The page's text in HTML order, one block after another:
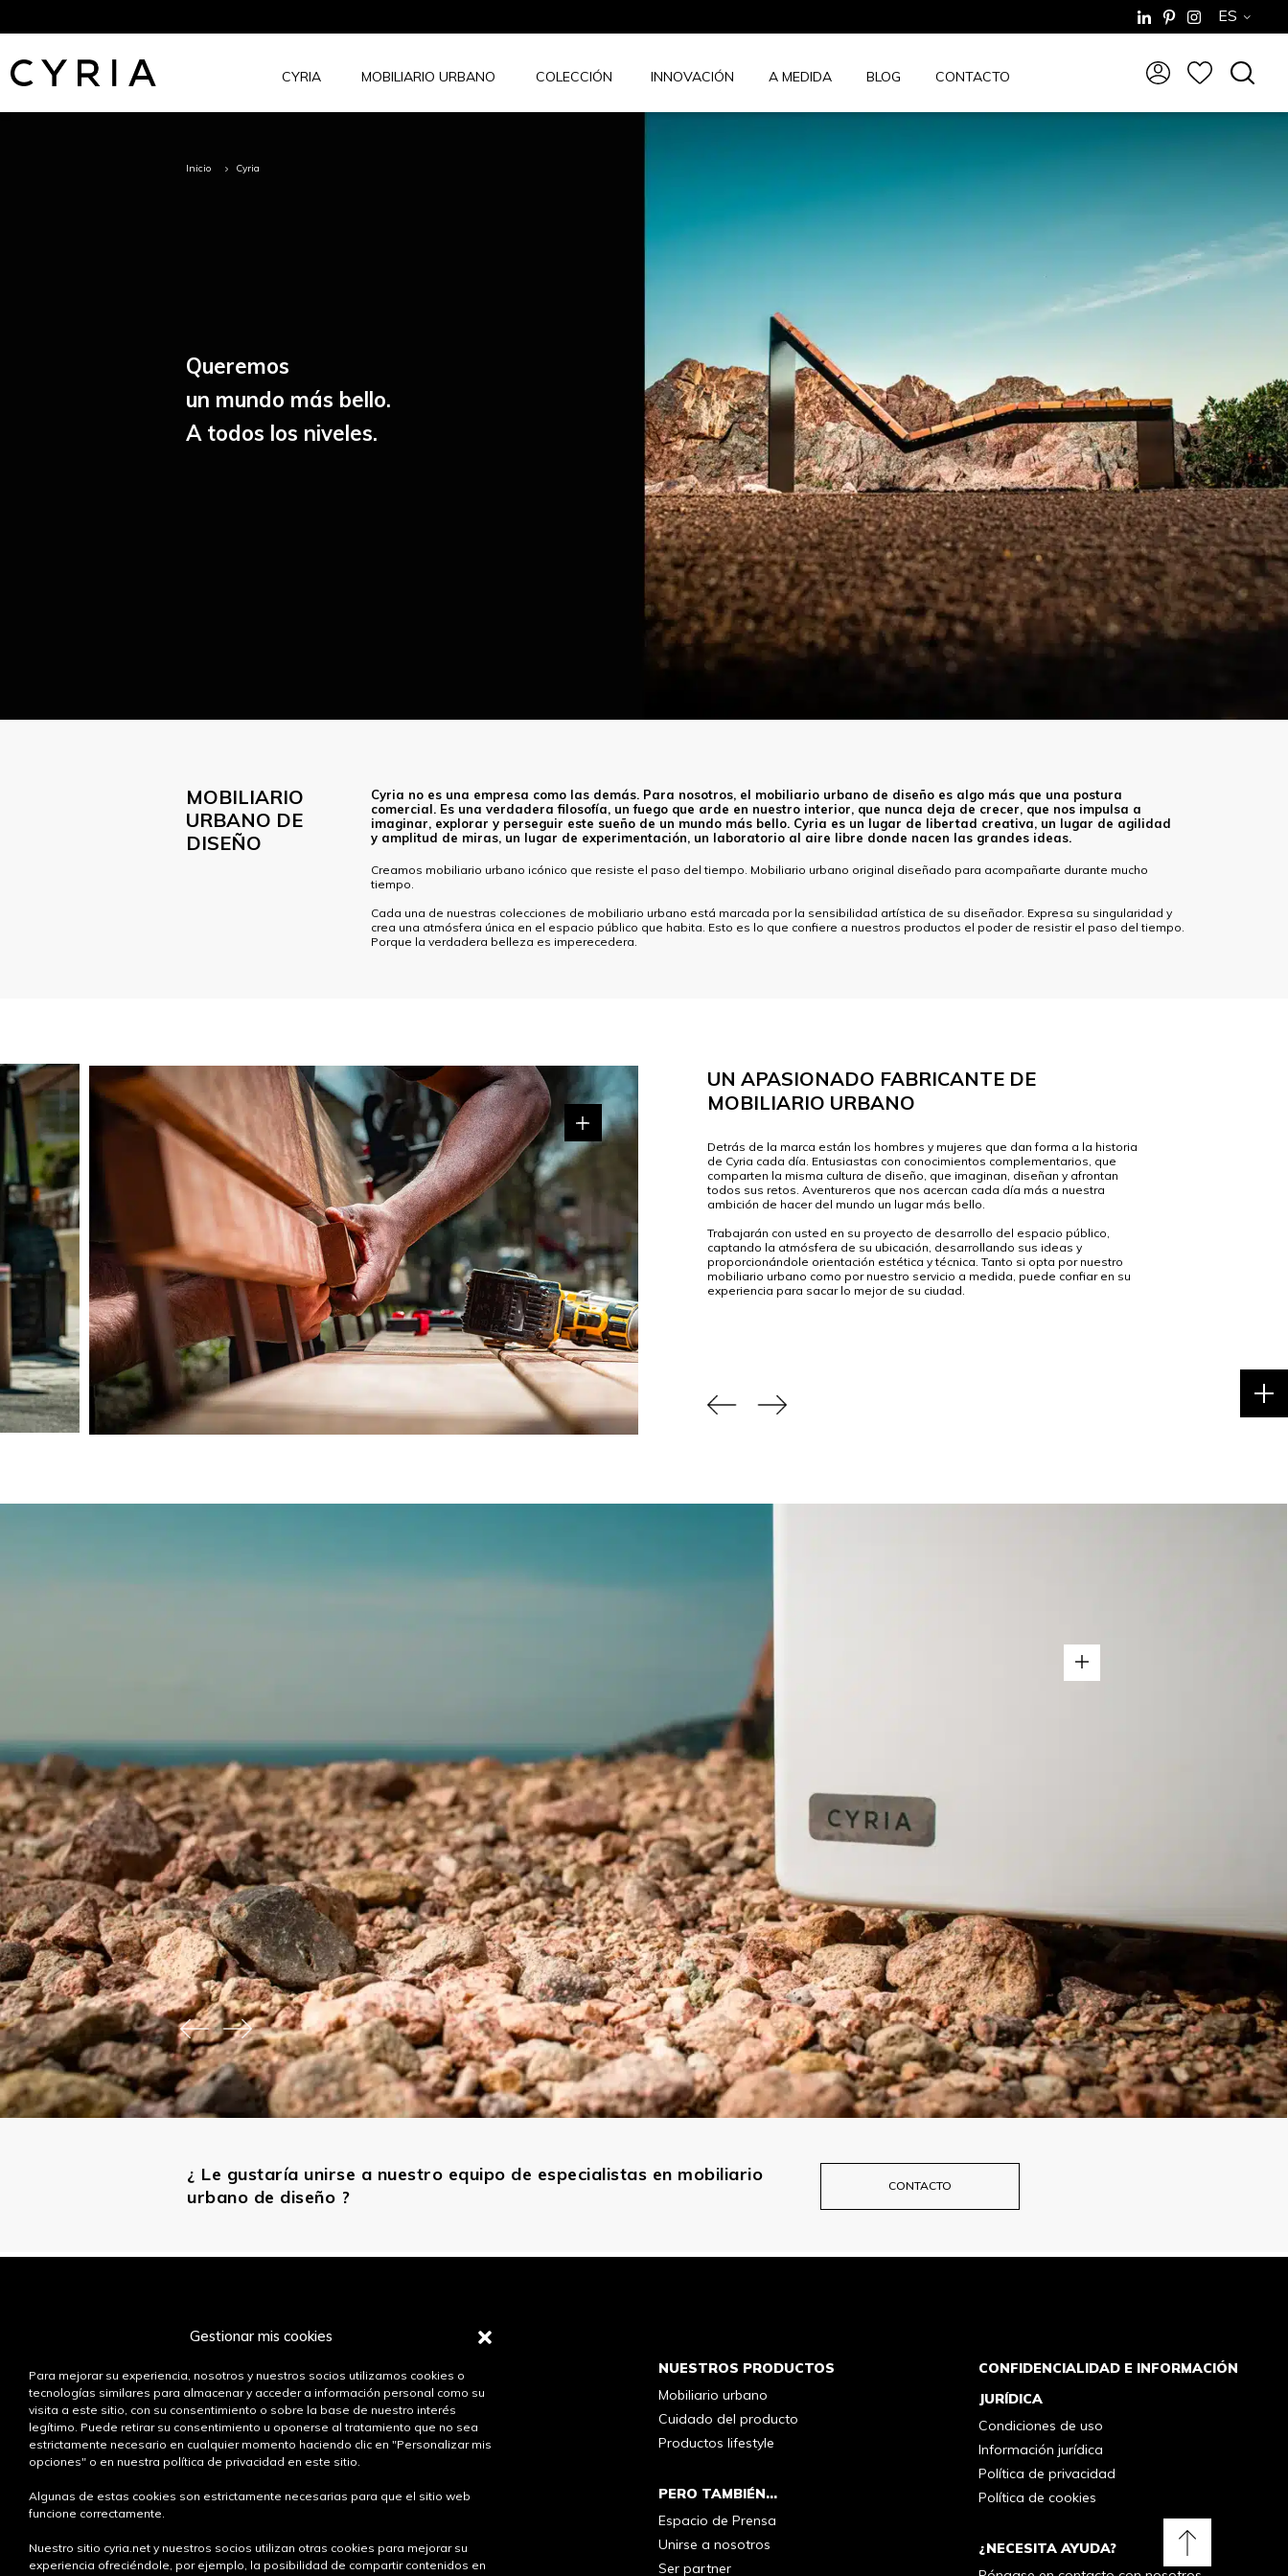
Gestionar mis cookies
Para mejorar su experiencia, nosotros y nuestros socios utilizamos cookies o
tecnologías similares para almacenar y acceder a información personal como su
visita a este sitio, con su consentimiento o sobre la base de nuestro interés
legítimo. Puede retirar su consentimiento u oponerse al tratamiento que no sea
estrictamente necesario en cualquier momento haciendo clic en "Personalizar mis
opciones" o en nuestra política de privacidad en este sitio.
Algunas de estas cookies son estrictamente necesarias para que el sitio web
funcione correctamente.
Nuestro sitio cyria.net y nuestros socios utilizan otras cookies para mejorar su
experiencia ofreciéndole, por ejemplo, la posibilidad de compartir contenidos en
al
contenido
ES
Cyria.net
CYRIA MOBILIARIO URBANO COLECCIÓN INNOVACIÓN A MEDIDA BLOG CONTACTO
Queremos
un mundo más bello.
A todos los niveles.
Inicio Cyria
Cyria no es una empresa como las demás. Para nosotros, el mobiliario urbano de diseño es algo más que una postura
comercial. Es una verdadera filosofía, un fuego que arde en nuestro interior, que nunca deja de crecer, que nos impulsa a
imaginar, explorar y perseguir este sueño de un mundo más bello. Cyria es un lugar de libertad creativa, un lugar de agilidad
y amplitud de miras, un lugar de experimentación, un laboratorio al aire libre donde nacen las grandes ideas.
Creamos mobiliario urbano icónico que resiste el paso del tiempo. Mobiliario urbano original diseñado para acompañarte durante mucho
tiempo.
Cada una de nuestras colecciones de mobiliario urbano está marcada por la sensibilidad artística de su diseñador. Expresa su singularidad y
crea una atmósfera única en el espacio público que habita. Esto es lo que confiere a nuestros productos el poder de resistir el paso del tiempo.
Porque la verdadera belleza es imperecedera.
MOBILIARIO
URBANO DE
DISEÑO
Detrás de la marca están los hombres y mujeres que dan forma a la historia
de Cyria cada día. Entusiastas con conocimientos complementarios, que
comparten la misma cultura de diseño, que imaginan, diseñan y afrontan
todos sus retos. Aventureros que nos acercan cada día más a nuestra
ambición de hacer del mundo un lugar más bello.
Trabajarán con usted en su proyecto de desarrollo del espacio público,
captando la atmósfera de su ubicación, desarrollando sus ideas y
proporcionándole orientación estética y técnica. Tanto si opta por nuestro
mobiliario urbano como por nuestro servicio a medida, puede confiar en su
experiencia para sacar lo mejor de su ciudad.
UN APASIONADO FABRICANTE DE
MOBILIARIO URBANO
¿ Le gustaría unirse a nuestro equipo de especialistas en mobiliario
urbano de diseño ?
CONTACTO
MAS DE SAUVETERRE
165 chemin de l'Aubère
13100 Aix-en-Provence
Francia
LA MARCA
Cyria
Filosofía
Designers
Innovación
Personalización
NUESTROS PRODUCTOS
Mobiliario urbano
Cuidado del producto
Productos lifestyle
PERO TAMBIÉN...
Espacio de Prensa
Unirse a nosotros
Ser partner
CONFIDENCIALIDAD E INFORMACIÓN
JURÍDICA
Condiciones de uso
Información jurídica
Política de privacidad
Política de cookies
¿NECESITA AYUDA?